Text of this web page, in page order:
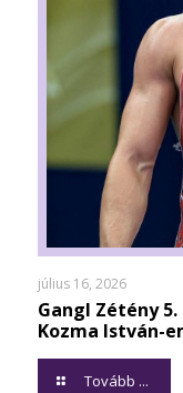
július 16, 2026
Gangl Zétény 5.
Kozma István-
Tovább ...